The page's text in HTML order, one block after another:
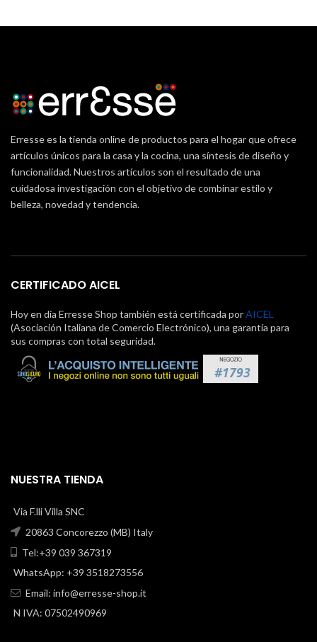
Erresse es la tienda online de productos para el hogar que ofrece
artículos únicos para la casa y la cocina, una síntesis de diseño y
funcionalidad. Nuestros artículos son el resultado de una
cuidadosa investigación con el objetivo de combinar estilo y
belleza, novedad y tendencia.
CERTIFICADO AICEL
Hoy en día Erresse Shop también está certificada porAICEL
(Asociación Italiana de Comercio Electrónico), una garantía para
sus compras con total seguridad.
NUESTRA TIENDA
Via F.lli Villa SNC
20863 Concorezzo (MB) Italy
Tel:+39 039 367319
WhatsApp: +39 3518273556
Email: info@erresse-shop.it
N IVA: 07502490969